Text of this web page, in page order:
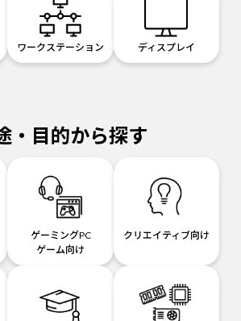
ワークステーション ディスプレイ
・目的から探す
ゲーミングPC
ゲーム向け
クリエイティブ向け